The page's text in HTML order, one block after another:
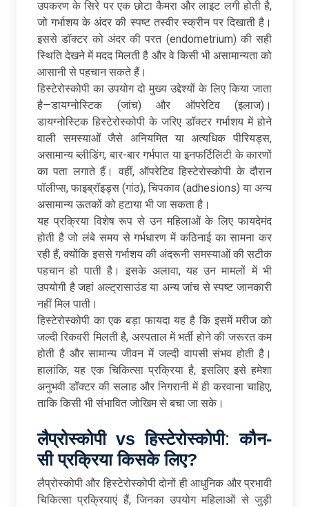
उपकरण के सिरे पर एक छोटा कैमरा और लाइट लगी होती है,
जो गर्भाशय के अंदर की स्पष्ट तस्वीर स्क्रीन पर दिखाती है।
इससे डॉक्टर को अंदर की परत (endometrium) की सही
स्थिति देखने में मदद मिलती है और वे किसी भी असामान्यता को
आसानी से पहचान सकते हैं।
हिस्टेरोस्कोपी का उपयोग दो मुख्य उद्देश्यों के लिए किया जाता
है—डायग्नोस्टिक (जांच) और ऑपरेटिव (इलाज)।
डायग्नोस्टिक हिस्टेरोस्कोपी के जरिए डॉक्टर गर्भाशय में होने
वाली समस्याओं जैसे अनियमित या अत्यधिक पीरियड्स,
असामान्य ब्लीडिंग, बार-बार गर्भपात या इनफर्टिलिटी के कारणों
का पता लगाते हैं। वहीं, ऑपरेटिव हिस्टेरोस्कोपी के दौरान
पॉलीप्स, फाइब्रॉइड्स (गांठ), चिपकाव (adhesions) या अन्य
असामान्य ऊतकों को हटाया भी जा सकता है।
यह प्रक्रिया विशेष रूप से उन महिलाओं के लिए फायदेमंद
होती है जो लंबे समय से गर्भधारण में कठिनाई का सामना कर
रही हैं, क्योंकि इससे गर्भाशय की अंदरूनी समस्याओं की सटीक
पहचान हो पाती है। इसके अलावा, यह उन मामलों में भी
उपयोगी है जहां अल्ट्रासाउंड या अन्य जांच से स्पष्ट जानकारी
नहीं मिल पाती।
हिस्टेरोस्कोपी का एक बड़ा फायदा यह है कि इसमें मरीज को
जल्दी रिकवरी मिलती है, अस्पताल में भर्ती होने की जरूरत कम
होती है और सामान्य जीवन में जल्दी वापसी संभव होती है।
हालांकि, यह एक चिकित्सा प्रक्रिया है, इसलिए इसे हमेशा
अनुभवी डॉक्टर की सलाह और निगरानी में ही करवाना चाहिए,
ताकि किसी भी संभावित जोखिम से बचा जा सके।
लैप्रोस्कोपीvsहिस्टेरोस्कोपी:कौन-
सी प्रक्रिया किसके लिए?
लैप्रोस्कोपी और हिस्टेरोस्कोपी दोनों ही आधुनिक और प्रभावी
चिकित्सा प्रक्रियाएं हैं, जिनका उपयोग महिलाओं से जुड़ी